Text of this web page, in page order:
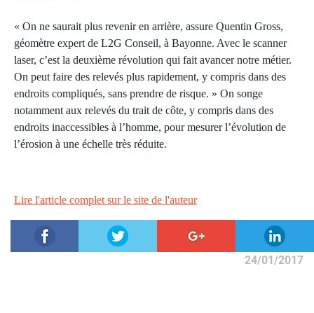
« On ne saurait plus revenir en arrière, assure Quentin Gross,
géomètre expert de L2G Conseil, à Bayonne. Avec le scanner
laser, c’est la deuxième révolution qui fait avancer notre métier.
On peut faire des relevés plus rapidement, y compris dans des
endroits compliqués, sans prendre de risque. » On songe
notamment aux relevés du trait de côte, y compris dans des
endroits inaccessibles à l’homme, pour mesurer l’évolution de
l’érosion à une échelle très réduite.
Lire l'article complet sur le site de l'auteur
24/01/2017